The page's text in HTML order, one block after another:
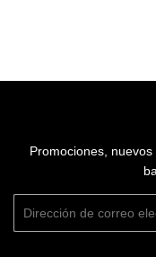
Promociones,